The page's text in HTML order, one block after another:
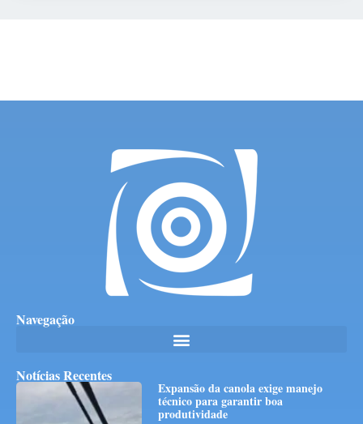
Navegação
Notícias Recentes
Expansão da canola exige manejo
técnico para garantir boa
produtividade